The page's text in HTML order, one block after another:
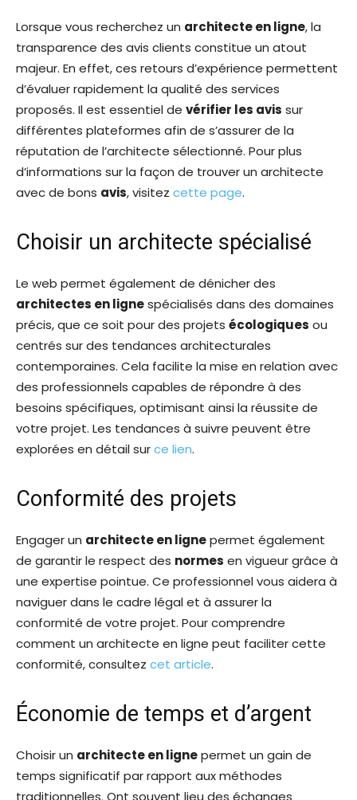
Lorsque vous recherchez un architecte en ligne, la
transparence des avis clients constitue un atout
majeur. En effet, ces retours d’expérience permettent
d’évaluer rapidement la qualité des services
proposés. Il est essentiel de vérifier les avis sur
différentes plateformes afin de s’assurer de la
réputation de l’architecte sélectionné. Pour plus
d’informations sur la façon de trouver un architecte
avec de bons avis, visitez cette page.
Choisir un architecte spécialisé
Le web permet également de dénicher des
architectes en lignespécialisés dans des domaines
précis, que ce soit pour des projets écologiques ou
centrés sur des tendances architecturales
contemporaines. Cela facilite la mise en relation avec
des professionnels capables de répondre à des
besoins spécifiques, optimisant ainsi la réussite de
votre projet. Les tendances à suivre peuvent être
explorées en détail surce lien.
Conformité des projets
Engager un architecte en lignepermet également
de garantir le respect des normes en vigueur grâce à
une expertise pointue. Ce professionnel vous aidera à
naviguer dans le cadre légal et à assurer la
conformité de votre projet. Pour comprendre
comment un architecte en ligne peut faciliter cette
conformité, consultez cet article.
Économie de temps et d’argent
Choisir un architecte en lignepermet un gain de
temps significatif par rapport aux méthodes